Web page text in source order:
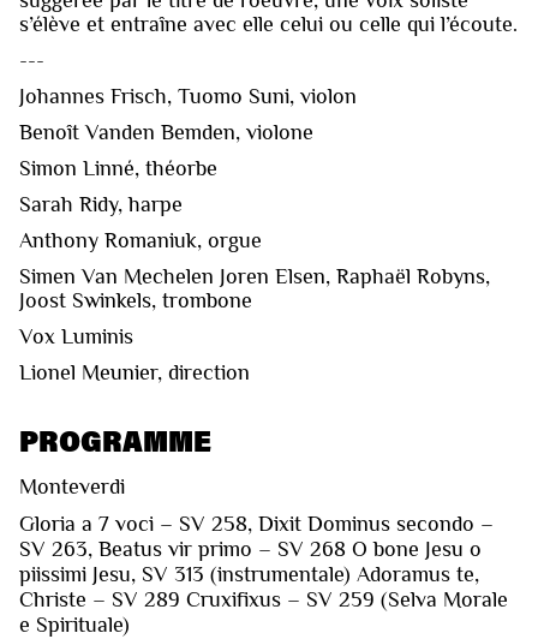
s’élève et entraîne avec elle celui ou celle qui l’écoute.
---
Johannes Frisch, Tuomo Suni, violon
Benoît Vanden Bemden, violone
Simon Linné, théorbe
Sarah Ridy, harpe
Anthony Romaniuk, orgue
Simen Van Mechelen Joren Elsen, Raphaël Robyns,
Joost Swinkels, trombone
Vox Luminis
Lionel Meunier, direction
PROGRAMME
Monteverdi
Gloria a 7 voci – SV 258, Dixit Dominus secondo –
SV 263, Beatus vir primo – SV 268 O bone Jesu o
piissimi Jesu, SV 313 (instrumentale) Adoramus te,
Christe – SV 289 Cruxifixus – SV 259 (Selva Morale
e Spirituale)